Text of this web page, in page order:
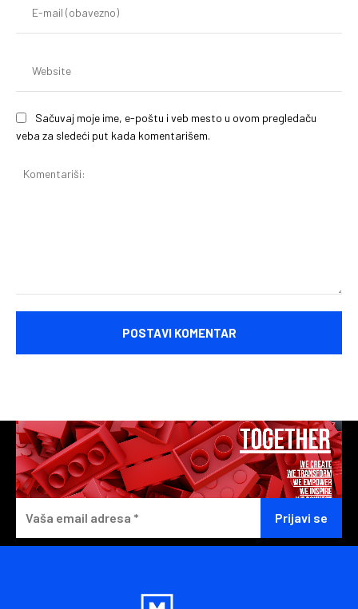
Sačuvaj moje ime, e-poštu i veb mesto u ovom pregledaču
veba za sledeći put kada komentarišem.